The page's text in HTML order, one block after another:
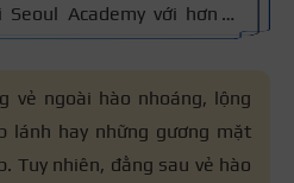
Seoul Academy với hơn 5
đào tạo, đã giảng
Đào tạo makeup cá nhân,
layout trang điểm theo
Bài viết được biên soạn
vẻ ngoài hào nhoáng, lộng
lánh hay những gương mặt
Tuy nhiên, đằng sau vẻ hào